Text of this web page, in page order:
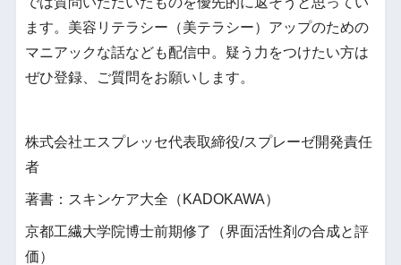
ます。美容リテラシー（美テラシー）アップのための
マニアックな話なども配信中。疑う力をつけたい方は
ぜひ登録、ご質問をお願いします。
株式会社エスプレッセ代表取締役/スプレーゼ開発責任
者
著書：スキンケア大全（KADOKAWA）
京都工繊大学院博士前期修了（界面活性剤の合成と評
価）